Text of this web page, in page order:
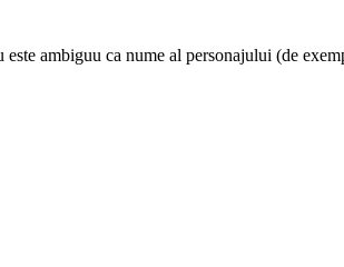
ambiguu ca nume al personajului (de